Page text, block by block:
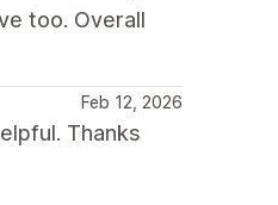
too. Overall
Feb 12, 2026
Thanks